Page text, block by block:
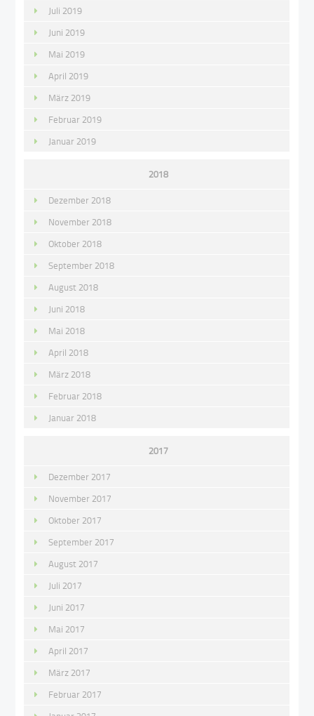
Juli 2019
Juni 2019
Mai 2019
April 2019
März 2019
Februar 2019
Januar 2019
2018
Dezember 2018
November 2018
Oktober 2018
September 2018
August 2018
Juni 2018
Mai 2018
April 2018
März 2018
Februar 2018
Januar 2018
2017
Dezember 2017
November 2017
Oktober 2017
September 2017
August 2017
Juli 2017
Juni 2017
Mai 2017
April 2017
März 2017
Februar 2017